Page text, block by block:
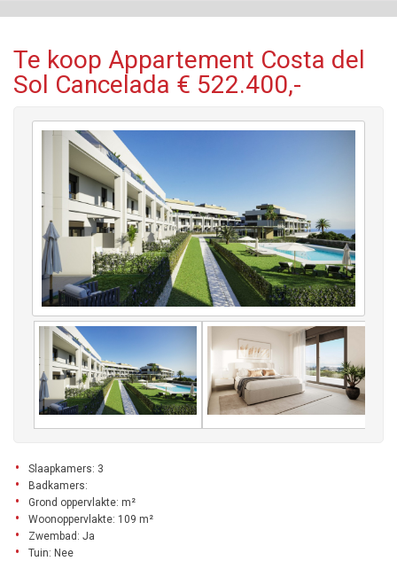
Te koop Appartement Costa del
Sol Cancelada € 522.400,-
Slaapkamers: 3
Badkamers:
Grond oppervlakte: m²
Woonoppervlakte: 109 m²
Zwembad: Ja
Tuin: Nee